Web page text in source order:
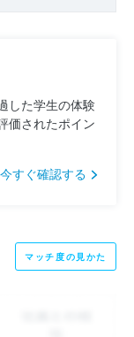
した学生の体験
価されたポイン
今すぐ確認する
マッチ度の見かた